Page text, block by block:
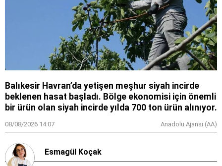
Balıkesir Havran’da yetişen meşhur siyah incirde
beklenen hasat başladı. Bölge ekonomisi için önemli
bir ürün olan siyah incirde yılda 700 ton ürün alınıyor.
08/08/2026 14:07 Anadolu Ajansı (AA)
Esmagül Koçak